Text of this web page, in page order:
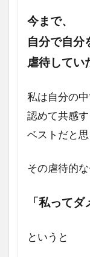
今まで、
自分で自分
虐待してい
私は自分の
認めて共感
ベストだと思
その虐待的
「私ってダ
というと